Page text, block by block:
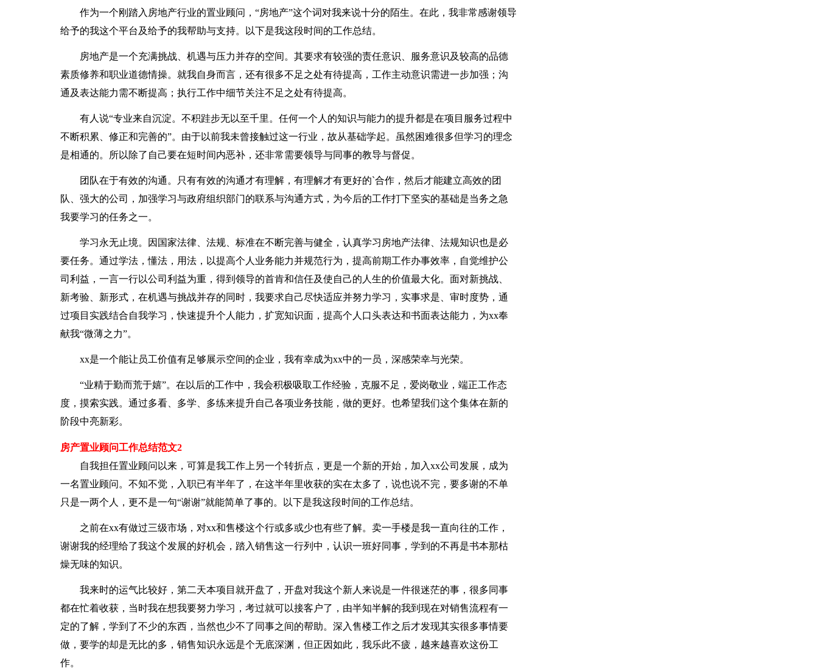
作为一个刚踏入房地产行业的置业顾问，“房地产”这个词对我来说十分的陌生。在此，我非常感谢领导
给予的我这个平台及给予的我帮助与支持。以下是我这段时间的工作总结。
房地产是一个充满挑战、机遇与压力并存的空间。其要求有较强的责任意识、服务意识及较高的品德
素质修养和职业道德情操。就我自身而言，还有很多不足之处有待提高，工作主动意识需进一步加强；沟
通及表达能力需不断提高；执行工作中细节关注不足之处有待提高。
有人说“专业来自沉淀。不积跬步无以至千里。任何一个人的知识与能力的提升都是在项目服务过程中
不断积累、修正和完善的”。由于以前我未曾接触过这一行业，故从基础学起。虽然困难很多但学习的理念
是相通的。所以除了自己要在短时间内恶补，还非常需要领导与同事的教导与督促。
团队在于有效的沟通。只有有效的沟通才有理解，有理解才有更好的`合作，然后才能建立高效的团
队、强大的公司，加强学习与政府组织部门的联系与沟通方式，为今后的工作打下坚实的基础是当务之急
我要学习的任务之一。
学习永无止境。因国家法律、法规、标准在不断完善与健全，认真学习房地产法律、法规知识也是必
要任务。通过学法，懂法，用法，以提高个人业务能力并规范行为，提高前期工作办事效率，自觉维护公
司利益，一言一行以公司利益为重，得到领导的首肯和信任及使自己的人生的价值最大化。面对新挑战、
新考验、新形式，在机遇与挑战并存的同时，我要求自己尽快适应并努力学习，实事求是、审时度势，通
过项目实践结合自我学习，快速提升个人能力，扩宽知识面，提高个人口头表达和书面表达能力，为xx奉
献我“微薄之力”。
xx是一个能让员工价值有足够展示空间的企业，我有幸成为xx中的一员，深感荣幸与光荣。
“业精于勤而荒于嬉”。在以后的工作中，我会积极吸取工作经验，克服不足，爱岗敬业，端正工作态
度，摸索实践。通过多看、多学、多练来提升自己各项业务技能，做的更好。也希望我们这个集体在新的
阶段中亮新彩。
房产置业顾问工作总结范文2
自我担任置业顾问以来，可算是我工作上另一个转折点，更是一个新的开始，加入xx公司发展，成为
一名置业顾问。不知不觉，入职已有半年了，在这半年里收获的实在太多了，说也说不完，要多谢的不单
只是一两个人，更不是一句“谢谢”就能简单了事的。以下是我这段时间的工作总结。
之前在xx有做过三级市场，对xx和售楼这个行或多或少也有些了解。卖一手楼是我一直向往的工作，
谢谢我的经理给了我这个发展的好机会，踏入销售这一行列中，认识一班好同事，学到的不再是书本那枯
燥无味的知识。
我来时的运气比较好，第二天本项目就开盘了，开盘对我这个新人来说是一件很迷茫的事，很多同事
都在忙着收获，当时我在想我要努力学习，考过就可以接客户了，由半知半解的我到现在对销售流程有一
定的了解，学到了不少的东西，当然也少不了同事之间的帮助。深入售楼工作之后才发现其实很多事情要
做，要学的却是无比的多，销售知识永远是个无底深渊，但正因如此，我乐此不疲，越来越喜欢这份工
作。